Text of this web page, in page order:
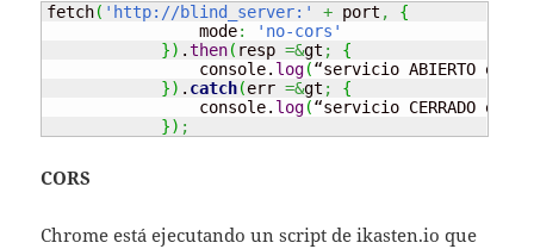
fetch( 'http://blind_server:' + port ,
{
                mode
:
'no-cors'
}) .then( resp =&gt ;
{
                console.
log(“servicio ABIERTO en
}) . catch(err =&gt ;
{
                console.
log(“servicio CERRADO en
}) ;
CORS
Chrome está ejecutando un script de ikasten.io que